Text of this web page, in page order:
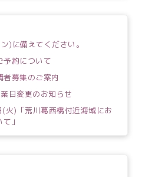
)に備えてください。
予約について
募集のご案内
日変更のお知らせ
)「荒川葛西橋付近海域にお
」